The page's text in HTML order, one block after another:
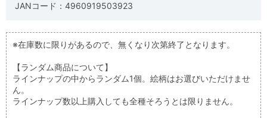
JANコード：4960919503923
※在庫数に限りがあるので、無くなり次第終了となります。
【ランダム商品について】
ラインナップの中からランダム1個。絵柄はお選びいただけませ
ん。
ラインナップ数以上購入しても全種そろうとは限りません。